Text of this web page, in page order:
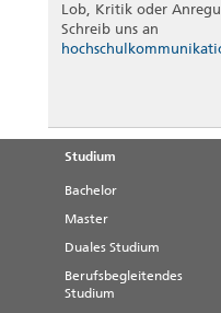
Lob, Kritik oder
Schreib uns an
Studium
Bachelor
Master
Duales Studium
Berufsbegleitendes
Studium